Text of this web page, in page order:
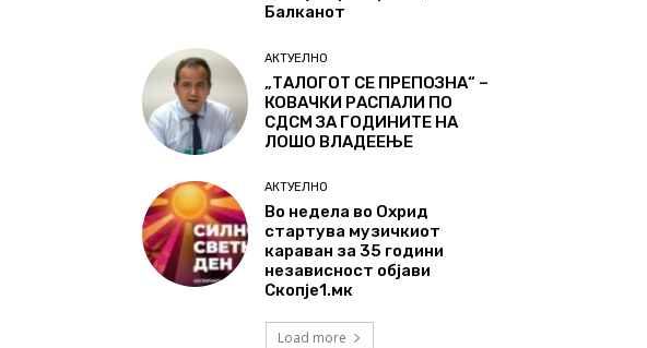
Балканот
АКТУЕЛНО
„ТАЛОГОТ СЕ ПРЕПОЗНА“ –
КОВАЧКИ РАСПАЛИ ПО
СДСМ ЗА ГОДИНИТЕ НА
ЛОШО ВЛАДЕЕЊЕ
АКТУЕЛНО
Во недела во Охрид
стартува музичкиот
караван за 35 години
независност објави
Скопје1.мк
Load more